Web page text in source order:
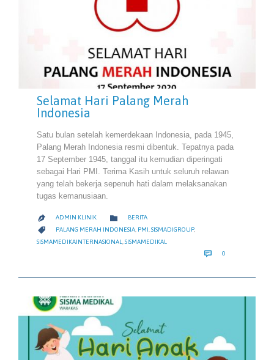
Selamat Hari Palang Merah
Indonesia
Satu bulan setelah kemerdekaan Indonesia, pada 1945,
Palang Merah Indonesia resmi dibentuk. Tepatnya pada
17 September 1945, tanggal itu kemudian diperingati
sebagai Hari PMI. Terima Kasih untuk seluruh relawan
yang telah bekerja sepenuh hati dalam melaksanakan
tugas kemanusiaan.
 ADMIN KLINIK  CATEGORY
BERITA
 CATEGORY
PALANG MERAH INDONESIA, PMI ,SISMADIGROUP,
SISMAMEDIKAINTERNASIONAL
SISMAMEDIKAL
 0